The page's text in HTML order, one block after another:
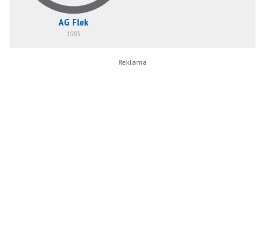
AG Flek
1983